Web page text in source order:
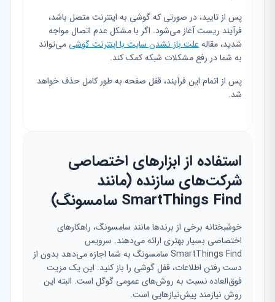
پس از تایید، در صورتی که گوشی به اینترنت متصل باشد،
فرآیند ریست آغاز می‌شود. اگر با مشکل عدم اتصال مواجه
شدید، مقالهعلت باز نشدن سایت با اینترنت گوشی می‌تواند
به شما در رفع مشکلات شبکه کمک کند.
پس از اتمام این فرآیند، قفل صفحه به طور کامل حذف خواهد
شد.
استفاده از ابزارهای اختصاصی
شرکت‌های سازنده (مانند
SmartThings Find سامسونگ)
خوشبختانه برخی از برندها مانند سامسونگ، راهکارهای
اختصاصی بسیار بهتری ارائه می‌دهند. سرویس
SmartThings Find سامسونگ به شما اجازه می‌دهد بدون از
دست رفتن اطلاعات، قفل گوشی را باز کنید. این یک مزیت
فوق‌العاده نسبت به روش‌های عمومی گوگل است. البته این
روش نیازمند پیش‌نیازهایی است.